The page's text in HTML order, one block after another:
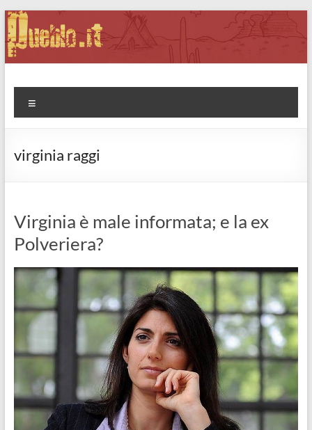
Salta
al
contenuto
Pueblo.it
Fabio Forte, ovvero: il richiamo della Foresta
virginia raggi
Virginia è male informata; e la ex
Polveriera?